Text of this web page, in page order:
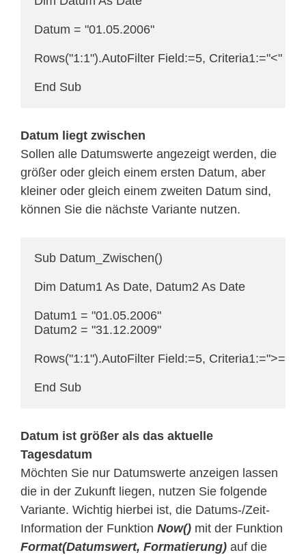
Datum = "01.05.2006"
Rows("1:1").AutoFilter Field:=5, Criteria1:="<" &
End Sub
Datum liegt zwischen
Sollen alle Datumswerte angezeigt werden, die
größer oder gleich einem ersten Datum, aber
kleiner oder gleich einem zweiten Datum sind,
können Sie die nächste Variante nutzen.
Sub Datum_Zwischen()
Dim Datum1 As Date, Datum2 As Date
Datum1 = "01.05.2006"
Datum2 = "31.12.2009"
Rows("1:1").AutoFilter Field:=5, Criteria1:=">="
End Sub
Datum ist größer als das aktuelle
Tagesdatum
Möchten Sie nur Datumswerte anzeigen lassen
die in der Zukunft liegen, nutzen Sie folgende
Variante. Wichtig hierbei ist, die Datums-/Zeit-
Information der Funktion Now() mit der Funktion
Format(Datumswert, Formatierung) auf die